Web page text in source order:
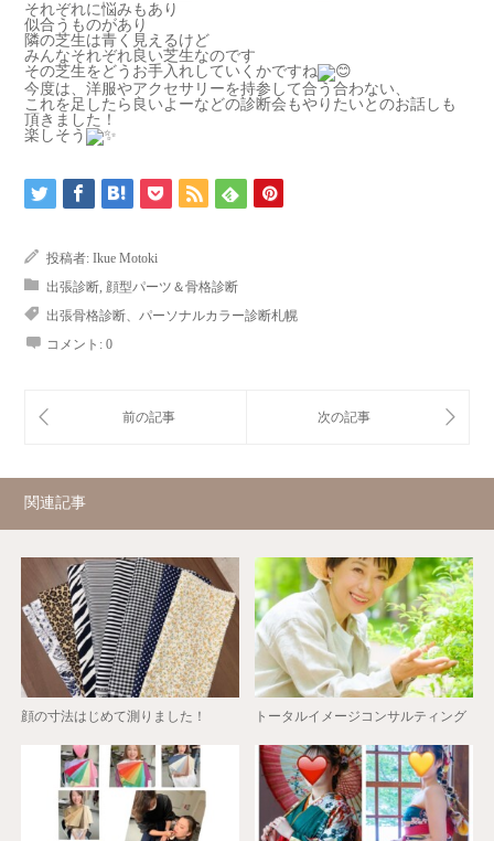
それぞれに悩みもあり
似合うものがあり
隣の芝生は青く見えるけど
みんなそれぞれ良い芝生なのです
その芝生をどうお手入れしていくかですね
今度は、洋服やアクセサリーを持参して合う合わない、
これを足したら良いよーなどの診断会もやりたいとのお話しも
頂きました！
楽しそう
投稿者: Ikue Motoki
出張診断, 顔型パーツ＆骨格診断
出張骨格診断、パーソナルカラー診断札幌
コメント: 0
関連記事
顔の寸法はじめて測りました！ トータルイメージコンサルティング